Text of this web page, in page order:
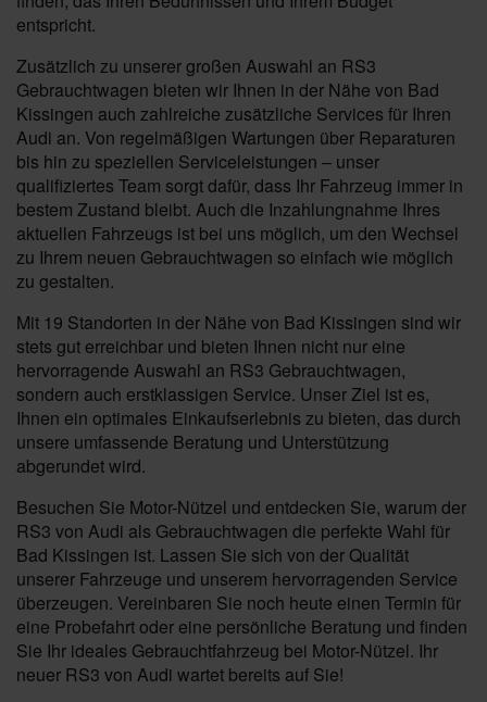
entspricht.
Zusätzlich zu unserer großen Auswahl an RS3
Gebrauchtwagen bieten wir Ihnen in der Nähe von Bad
Kissingen auch zahlreiche zusätzliche Services für Ihren
Audi an. Von regelmäßigen Wartungen über Reparaturen
bis hin zu speziellen Serviceleistungen – unser
qualifiziertes Team sorgt dafür, dass Ihr Fahrzeug immer in
bestem Zustand bleibt. Auch die Inzahlungnahme Ihres
aktuellen Fahrzeugs ist bei uns möglich, um den Wechsel
zu Ihrem neuen Gebrauchtwagen so einfach wie möglich
zu gestalten.
Mit 19 Standorten in der Nähe von Bad Kissingen sind wir
stets gut erreichbar und bieten Ihnen nicht nur eine
hervorragende Auswahl an RS3 Gebrauchtwagen,
sondern auch erstklassigen Service. Unser Ziel ist es,
Ihnen ein optimales Einkaufserlebnis zu bieten, das durch
unsere umfassende Beratung und Unterstützung
abgerundet wird.
Besuchen Sie Motor-Nützel und entdecken Sie, warum der
RS3 von Audi als Gebrauchtwagen die perfekte Wahl für
Bad Kissingen ist. Lassen Sie sich von der Qualität
unserer Fahrzeuge und unserem hervorragenden Service
überzeugen. Vereinbaren Sie noch heute einen Termin für
eine Probefahrt oder eine persönliche Beratung und finden
Sie Ihr ideales Gebrauchtfahrzeug bei Motor-Nützel. Ihr
neuer RS3 von Audi wartet bereits auf Sie!